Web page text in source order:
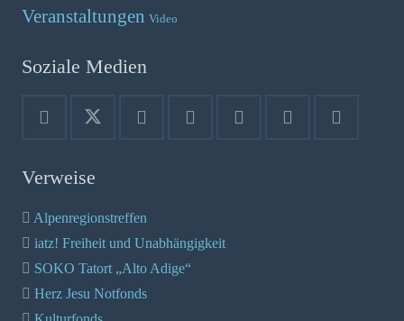
Veranstaltungen Video
Soziale Medien
Verweise
Alpenregionstreffen
iatz! Freiheit und Unabhängigkeit
SOKO Tatort „Alto Adige“
Herz Jesu Notfonds